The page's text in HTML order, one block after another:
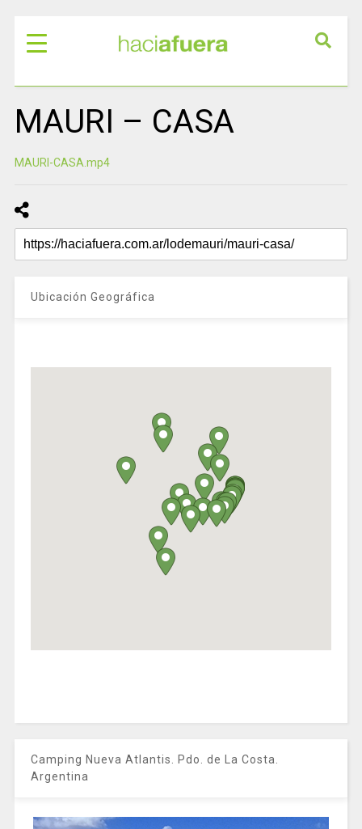
MAURI – CASA
MAURI-CASA.mp4
Ubicación Geográfica
Camping Nueva Atlantis. Pdo. de La Costa.
Argentina